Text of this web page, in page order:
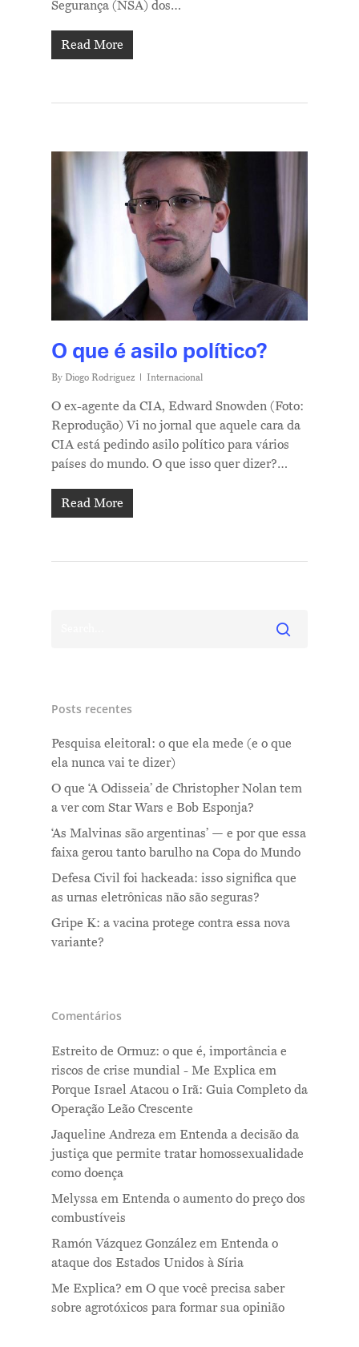
Segurança (NSA) dos…
Read More
O que é asilo político?
By Diogo Rodriguez Internacional
O ex-agente da CIA, Edward Snowden (Foto:
Reprodução) Vi no jornal que aquele cara da
CIA está pedindo asilo político para vários
países do mundo. O que isso quer dizer?…
Read More
Posts recentes
Pesquisa eleitoral: o que ela mede (e o que
ela nunca vai te dizer)
O que ‘A Odisseia’ de Christopher Nolan tem
a ver com Star Wars e Bob Esponja?
‘As Malvinas são argentinas’ — e por que essa
faixa gerou tanto barulho na Copa do Mundo
Defesa Civil foi hackeada: isso significa que
as urnas eletrônicas não são seguras?
Gripe K: a vacina protege contra essa nova
variante?
Comentários
Estreito de Ormuz: o que é, importância e
riscos de crise mundial - Me Explica em
Porque Israel Atacou o Irã: Guia Completo da
Operação Leão Crescente
Jaqueline Andreza em Entenda a decisão da
justiça que permite tratar homossexualidade
como doença
Melyssa em Entenda o aumento do preço dos
combustíveis
Ramón Vázquez González em Entenda o
ataque dos Estados Unidos à Síria
Me Explica? em O que você precisa saber
sobre agrotóxicos para formar sua opinião